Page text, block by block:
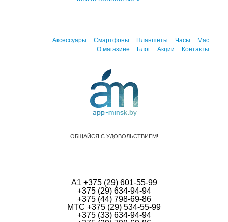
Аксессуары Смартфоны Планшеты Часы
Mac
О магазине
Блог Акции Контакты
ОБЩАЙСЯ С УДОВОЛЬСТВИЕМ!
А1 +375 (29) 601-55-99
+375 (29) 634-94-94
+375 (44) 798-69-86
МТС +375 (29) 534-55-99
+375 (33) 634-94-94